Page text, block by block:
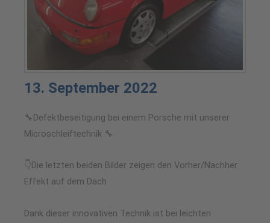
13. September 2022
🔧Defektbeseitigung bei einem Porsche mit unserer
Microschleiftechnik 🔧
👇Die letzten beiden Bilder zeigen den Vorher/Nachher
Effekt auf dem Dach
Dank dieser innovativen Technik ist bei leichten